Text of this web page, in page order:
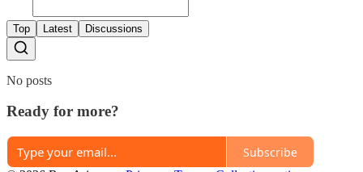
Top Latest Discussions
No posts
Ready for more?
Subscribe